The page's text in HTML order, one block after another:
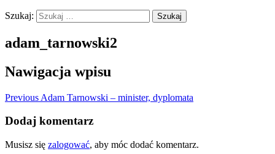
Szukaj:
adam_tarnowski2
Nawigacja wpisu
Previous Adam Tarnowski – minister, dyplomata
Dodaj komentarz
Musisz się zalogować, aby móc dodać komentarz.